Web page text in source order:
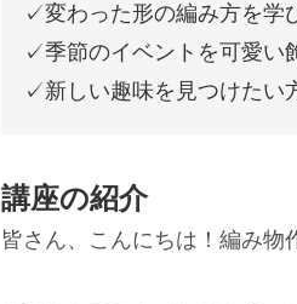
✓変わった形の編み方を学
✓季節のイベントを可愛い
✓新しい趣味を見つけたい
講座の紹介
皆さん、こんにちは！編み物